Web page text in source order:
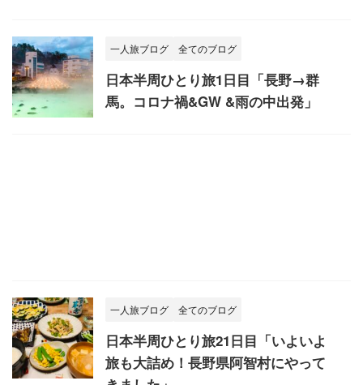
一人旅ブログ 全てのブログ
日本半周ひとり旅1日目「長野→群
馬。コロナ禍&GW &雨の中出発」
一人旅ブログ 全てのブログ
日本半周ひとり旅21日目「いよいよ
旅も大詰め！長野県阿智村にやって